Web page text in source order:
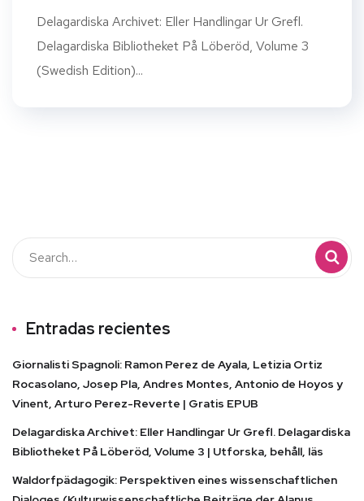
Delagardiska Archivet: Eller Handlingar Ur Grefl.
Delagardiska Bibliotheket På Löberöd, Volume 3
(Swedish Edition)...
Entradas recientes
Giornalisti Spagnoli: Ramon Perez de Ayala, Letizia Ortiz
Rocasolano, Josep Pla, Andres Montes, Antonio de Hoyos y
Vinent, Arturo Perez-Reverte | Gratis EPUB
Delagardiska Archivet: Eller Handlingar Ur Grefl. Delagardiska
Bibliotheket På Löberöd, Volume 3 | Utforska, behåll, läs
Waldorfpädagogik: Perspektiven eines wissenschaftlichen